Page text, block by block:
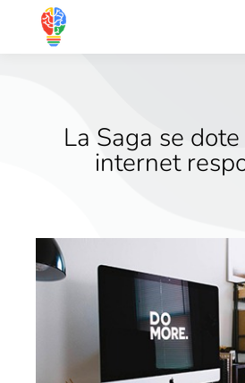
La Saga se dote
internet